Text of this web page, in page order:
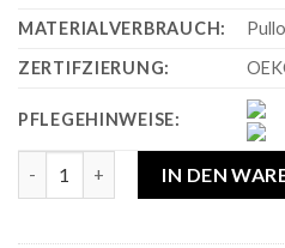
MATERIALVERBRAUCH:
ZERTIFZIERUNG:
PFLEGEHINWEISE:
IN DEN